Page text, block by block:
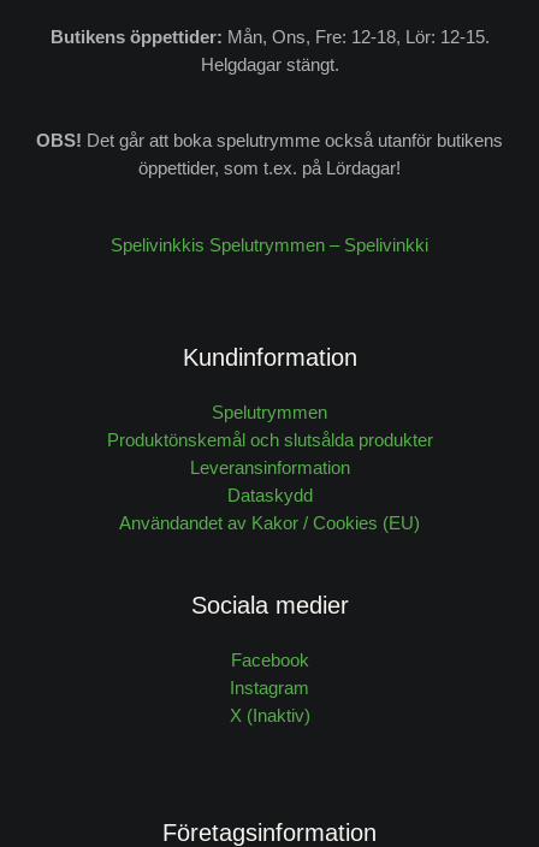
Butikens öppettider: Mån, Ons, Fre: 12-18, Lör: 12-15.
Helgdagar stängt.
OBS! Det går att boka spelutrymme också utanför butikens
öppettider, som t.ex. på Lördagar!
Spelivinkkis Spelutrymmen – Spelivinkki
Kundinformation
Spelutrymmen
Produktönskemål och slutsålda produkter
Leveransinformation
Dataskydd
Användandet av Kakor / Cookies (EU)
Sociala medier
Facebook
Instagram
X (Inaktiv)
Företagsinformation